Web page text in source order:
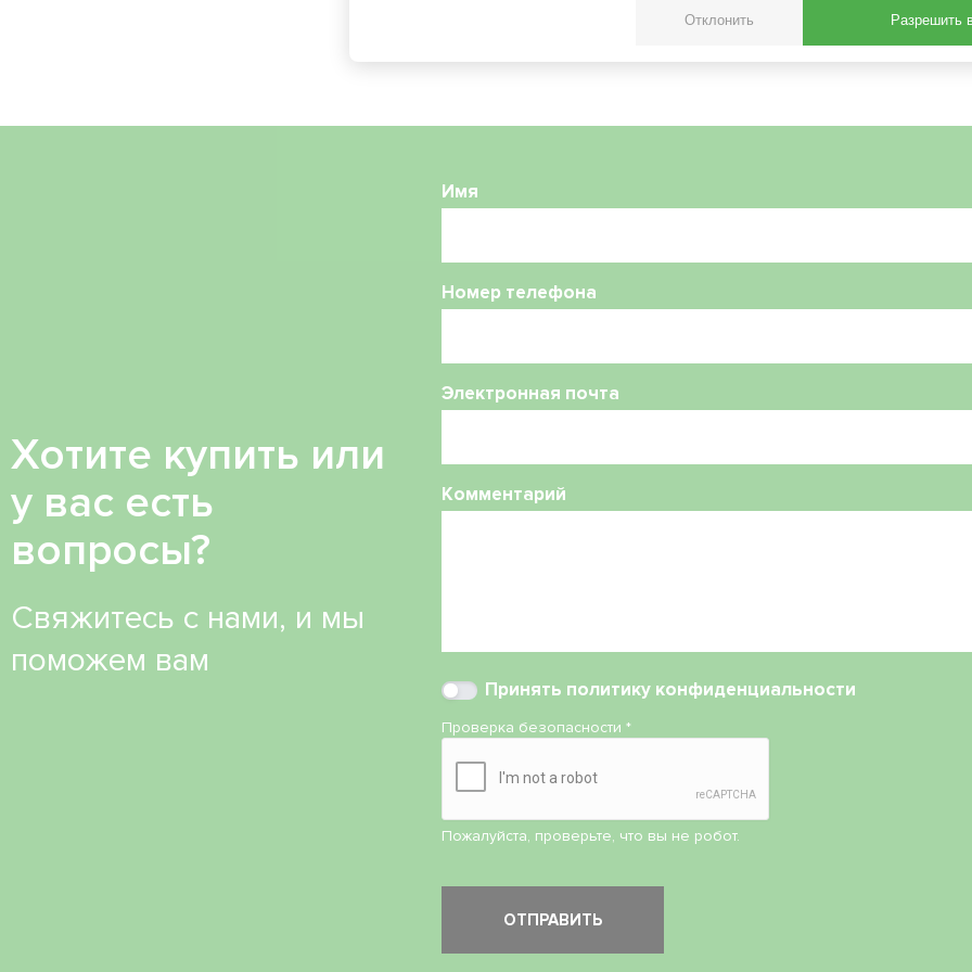
BeeHeat обеспечивают
Хотите купить или
у вас есть
вопросы?
Свяжитесь с нами, и мы
поможем вам
Имя
Номер телефона
Электронная почта
Комментарий
Принять политику конфиденциальности
Проверка безопасности*
Пожалуйста, проверьте, что вы не робот.
Отклонить Разрешить